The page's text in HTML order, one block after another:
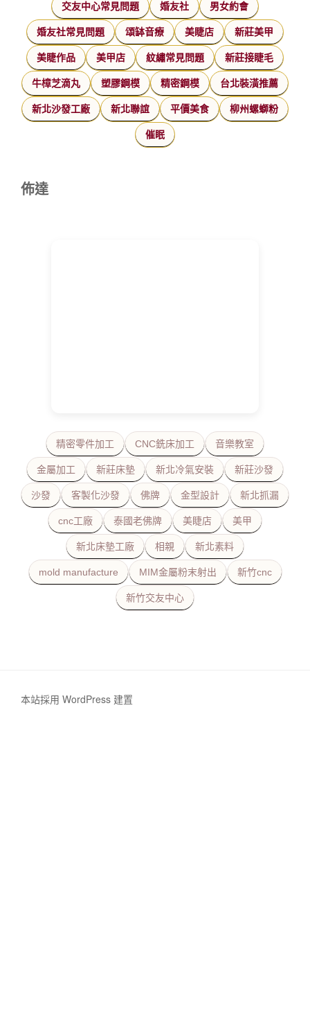
交友中心常見問題 婚友社 男女約會
婚友社常見問題 頌缽音療 美睫店 新莊美甲
美睫作品 美甲店 紋繡常見問題 新莊接睫毛
牛樟芝滴丸 塑膠鋼模 精密鋼模 台北裝潢推薦
新北沙發工廠 新北聯誼 平價美食 柳州螺螄粉
催眠
佈達
精密零件加工 CNC銑床加工 音樂教室
金屬加工 新莊床墊 新北冷氣安裝 新莊沙發
沙發 客製化沙發 佛牌 金型設計 新北抓漏
cnc工廠 泰國老佛牌 美睫店 美甲
新北床墊工廠 相親 新北素料
mold manufacture MIM金屬粉末射出 新竹cnc
新竹交友中心
本站採用 WordPress 建置